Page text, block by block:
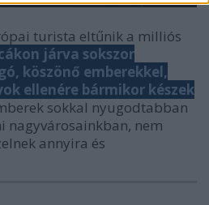
turista eltűnik a milliós
járva sokszor
köszönő emberekkel,
ellenére bármikor készek
sokkal nyugodtabban
nagyvárosainkban, nem
annyira és